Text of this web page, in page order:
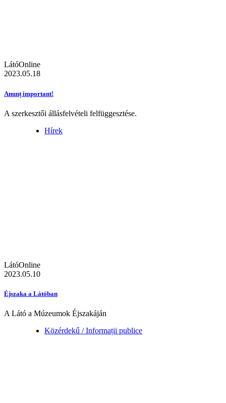
LátóOnline
2023.05.18
Anunț important!
A szerkesztői állásfelvételi felfüggesztése.
Hírek
LátóOnline
2023.05.10
Éjszaka a Látóban
A Látó a Múzeumok Éjszakáján
Közérdekű / Informații publice